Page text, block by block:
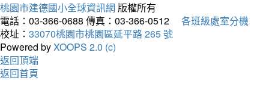
桃園市建德國小全球資訊網 版權所有
電話：03-366-0688 傳真：03-366-0512
各班級處室分機
校址： 33070桃園市桃園區延平路 265 號
Powered byXOOPS 2.0 (c)
返回頂端
返回首頁